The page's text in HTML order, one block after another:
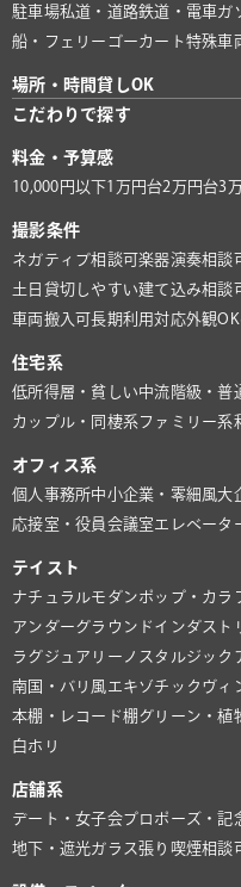
駐車場私道・道路鉄道・電車 ガ
船・フェリー ゴーカート特殊車
場所・時間貸しOK
こだわりで探す
料金・予算感
10,000円以下1万円台2万円台3
撮影条件
ネガティブ相談可楽器演奏相談
土日貸切しやすい建て込み相談
車両搬入可長期利用対応外観OK
住宅系
低所得層・貧しい中流階級・普
カップル・同棲系ファミリー系
オフィス系
個人事務所中小企業・零細風大
応接室・役員会議室 エレベータ
テイスト
ナチュラルモダンポップ・カラ
アンダーグラウンド インダスト
ラグジュアリー ノスタルジック
南国・バリ風 エキゾチック ヴィ
本棚・レコード棚グリーン・植
白ホリ
店舗系
デート・女子会プロポーズ・記
地下・遮光ガラス張り 喫煙相談